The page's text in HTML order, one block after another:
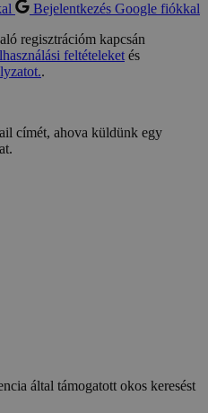
Bejelentkezés Google fiókkal
regisztrációm kapcsán
feltételeketés
.
címét, ahova küldünk egy
által támogatott okos keresést